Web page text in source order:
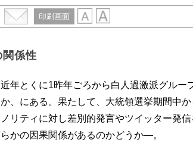
印刷画面
関係性
年とくに1昨年ごろから白人過激派グルー
、にある。果たして、大統領選挙期間中
リティに対し差別的発言やツイッター発
かの因果関係があるのかどうか―。